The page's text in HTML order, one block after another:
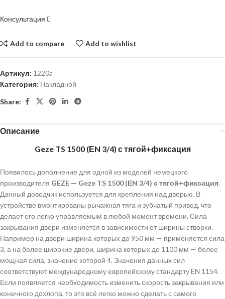
Консультация
Add to compare Add to wishlist
Артикул: 1220a
Категория: Накладной
Share:
Описание
Geze TS 1500 (ЕN 3/4) с тягой+фиксация
Появилось дополнение для одной из моделей немецкого
производителя GEZE — Geze TS 1500 (ЕN 3/4) с тягой+фиксация.
Данный доводчик используется для крепления над дверью. В
устройстве вмонтированы рычажная тяга и зубчатый привод, что
делает его легко управляемым в любой момент времени. Сила
закрывания двери изменяется в зависимости от ширины створки.
Например на двери ширина которых до 950 мм — применяется сила
3, а на более широкие двери, ширина которых до 1100 мм — более
мощная сила, значение которой 4. Значения данных сил
соответствуют международному европейскому стандарту EN 1154.
Если появляется необходимость изменить скорость закрывания или
конечного дохлопа, то это всё легко можно сделать с самого